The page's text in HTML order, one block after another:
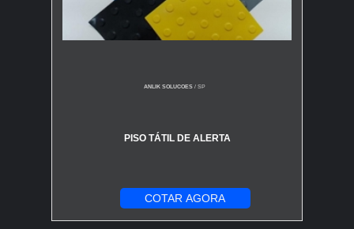
ANLIK SOLUCOES / SP
PISO TÁTIL DE ALERTA
COTAR AGORA